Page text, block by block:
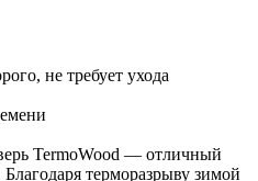
не требует ухода
TermoWood — отличный
терморазрыву зимой